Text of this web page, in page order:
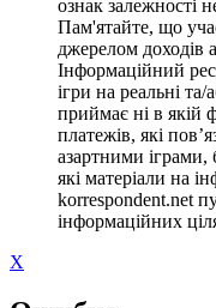
ознак залежності
Пам'ятайте, що
джерелом доходів
Інформаційний
ігри на реальні
приймає ні в якій
платежів, які
азартними іграми,
які матеріали на
korrespondent.net
інформаційних
X